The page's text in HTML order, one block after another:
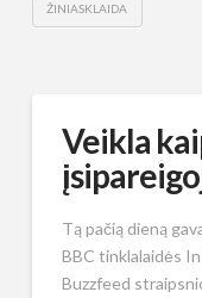
ŽINIASKLAIDA
Veikla
Tą pačią dieną
BBC tinklalaidės
Buzzfeed